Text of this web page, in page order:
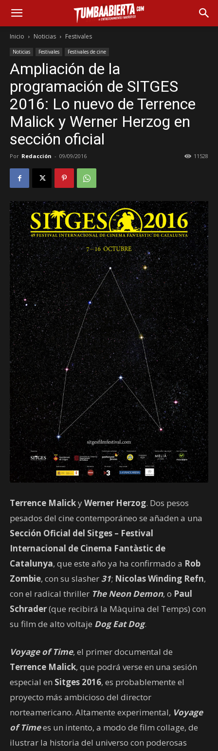
Inicio Noticias Festivales
Noticias Festivales Festivales de cine
Ampliación de la
programación de SITGES
2016: Lo nuevo de Terrence
Malick y Werner Herzog en
sección oficial
Por Redacción - 09/09/2016 11528
Terrence MalickyWerner Herzog. Dos pesos
pesados del cine contemporáneo se añaden a una
Sección Oficial del Sitges – Festival
Internacional de Cinema Fantàstic de
Catalunya, que este año ya ha confirmado a Rob
Zombie, con su slasher 31; Nicolas Winding Refn,
con el radical thriller The Neon Demon, o Paul
Schrader(que recibirá la Màquina del Temps) con
su film de alto voltaje Dog Eat Dog.
Voyage of Time, el primer documental de
Terrence Malick, que podrá verse en una sesión
especial en Sitges 2016, es probablemente el
proyecto más ambicioso del director
norteamericano. Altamente experimental, Voyage
of Timees un intento, a modo de film collage, de
ilustrar la historia del universo con poderosas